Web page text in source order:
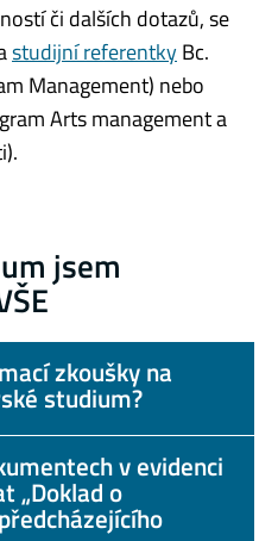
či dalších dotazů, se
studijní referentkyBc.
Management) nebo
Arts management a
jsem
zkoušky na
studium?
v evidenci
„Doklad o